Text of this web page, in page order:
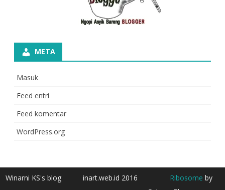
META
Masuk
Feed entri
Feed komentar
WordPress.org
Winarni KS's blog inart.web.id 2016 Ribosome by